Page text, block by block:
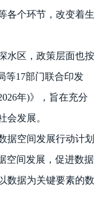
各个环节，改变着生
水区，政策层面也按
等17部门联合印发
年)》，旨在充分
会发展。
据空间发展行动计划
空间发展，促进数据
数据为关键要素的数